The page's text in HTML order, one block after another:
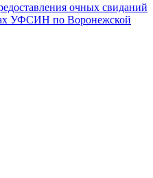
очных свиданий
УФСИН по Воронежской